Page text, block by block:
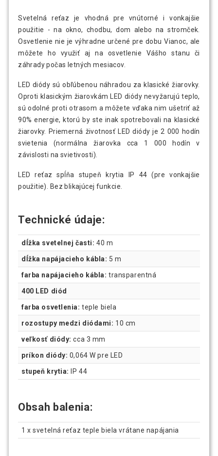
Svetelná reťaz je vhodná pre vnútorné i vonkajšie
použitie - na okno, chodbu, dom alebo na stromček.
Osvetlenie nie je výhradne určené pre dobu Vianoc, ale
môžete ho využiť aj na osvetlenie Vášho stanu či
záhrady počas letných mesiacov.
LED diódy sú obľúbenou náhradou za klasické žiarovky.
Oproti klasickým žiarovkám LED diódy nevyžarujú teplo,
sú odolné proti otrasom a môžete vďaka nim ušetriť až
90% energie, ktorú by ste inak spotrebovali na klasické
žiarovky. Priemerná životnosť LED diódy je 2 000 hodín
svietenia (normálna žiarovka cca 1 000 hodín v
závislosti na svietivosti).
LED reťaz spĺňa stupeň krytia IP 44 (pre vonkajšie
použitie). Bez blikajúcej funkcie.
Technické údaje:
dĺžka svetelnej časti: 40 m
dĺžka napájacieho kábla: 5 m
farba napájacieho kábla: transparentná
400 LED diód
farba osvetlenia: teple biela
rozostupy medzi diódami: 10 cm
veľkosť diódy: cca 3 mm
príkon diódy: 0,064 W pre LED
stupeň krytia: IP 44
Obsah balenia:
1 x svetelná reťaz teple biela vrátane napájania